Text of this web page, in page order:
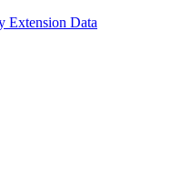
Extension Data